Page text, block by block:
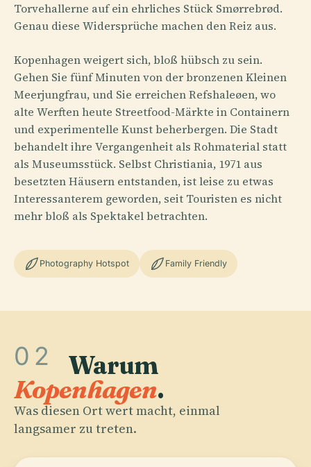
Torvehallerne auf ein ehrliches Stück Smørrebrød.
Genau diese Widersprüche machen den Reiz aus.
Kopenhagen weigert sich, bloß hübsch zu sein.
Gehen Sie fünf Minuten von der bronzenen Kleinen
Meerjungfrau, und Sie erreichen Refshaleøen, wo
alte Werften heute Streetfood-Märkte in Containern
und experimentelle Kunst beherbergen. Die Stadt
behandelt ihre Vergangenheit als Rohmaterial statt
als Museumsstück. Selbst Christiania, 1971 aus
besetzten Häusern entstanden, ist leise zu etwas
Interessanterem geworden, seit Touristen es nicht
mehr bloß als Spektakel betrachten.
Photography Hotspot Family Friendly
02 Warum
Kopenhagen.
Was diesen Ort wert macht, einmal
langsamer zu treten.